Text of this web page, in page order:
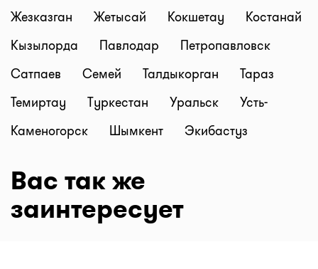
Жезказган
Жетысай Кокшетау
Костанай
Кызылорда
Павлодар
Петропавловск
Сатпаев
Семей Талдыкорган
Тараз
Темиртау
Туркестан Уральск
Усть-
Каменогорск
Шымкент Экибастуз
Вас так же
заинтересует